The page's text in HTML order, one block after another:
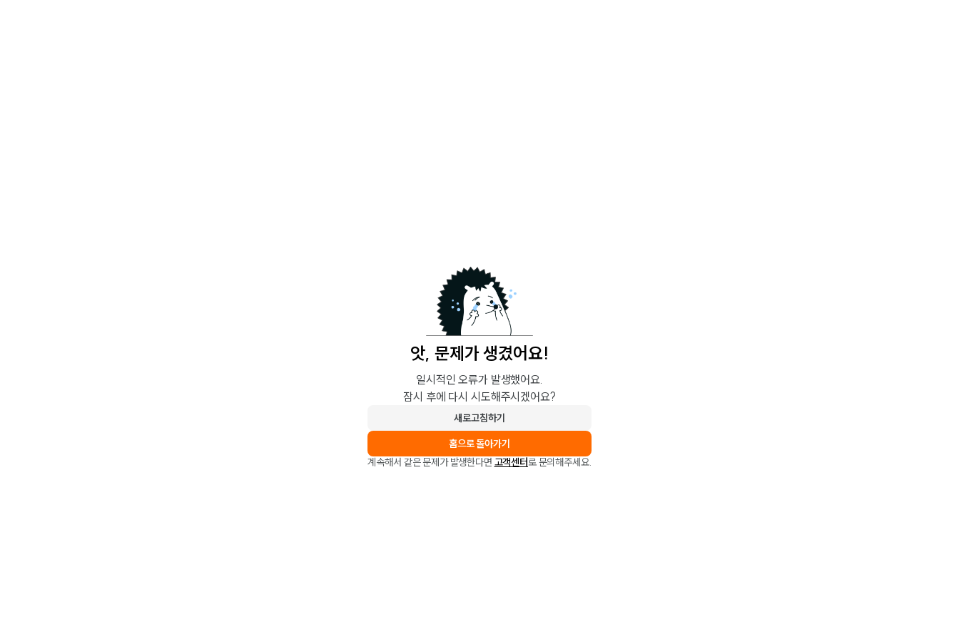
앗, 문제가 생겼어요!
일시적인 오류가 발생했어요.
잠시 후에 다시 시도해주시겠어요?
새로고침하기
홈으로 돌아가기
계속해서 같은 문제가 발생한다면 고객센터로 문의해주세요.